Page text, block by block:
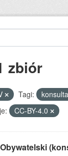
zbiór
Tagi:
CC-BY-4.0